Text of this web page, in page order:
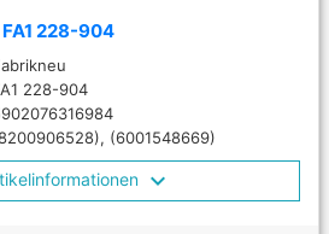
228-904
228-904
(6001548669)